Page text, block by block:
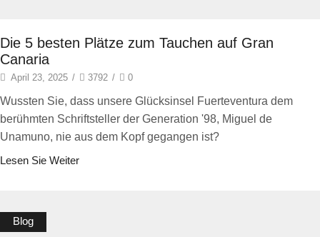
Die 5 besten Plätze zum Tauchen auf Gran
Canaria
April 23, 2025 / 3792 / 0
Wussten Sie, dass unsere Glücksinsel Fuerteventura dem
berühmten Schriftsteller der Generation '98, Miguel de
Unamuno, nie aus dem Kopf gegangen ist?
Lesen Sie Weiter
Blog